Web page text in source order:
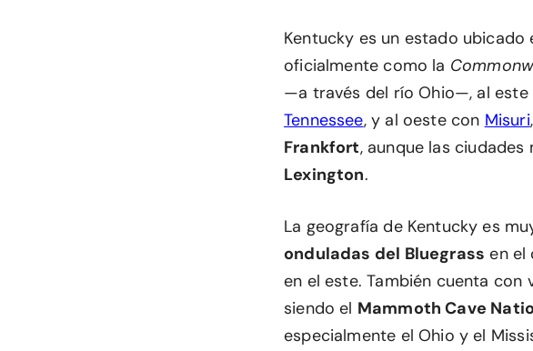
Kentucky es un estado ubicado
oficialmente como la
—a través del río Ohio—, al este
Tennessee, y al oeste con Misuri
Frankfort, aunque las
Lexington.
La geografía de Kentucky es
onduladas del Bluegrass en el
en el este. También cuenta
siendo el Mammoth Cave
especialmente el Ohio y el